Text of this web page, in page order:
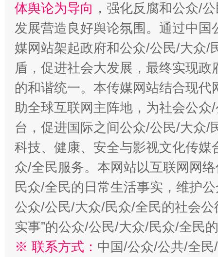
体舆论为导向 ，强化反腐和公众/
发展营造良好舆论氛围。通过中
媒网站架起政府和公众/公民/大众/
盾，促进社会大发展，最终实现
的和谐统一。本传媒网站结合现
助全球互联网主阵地，为社会公
台，促进国际之间公众/公民/大众/
科技、健康、安全与影视文化传
众/全民服务。本网站以互联网网
民众/全民的日常生活事实，维护
公众/公民/大众/民众/全民的社会公
实事”的公众/公民/大众/民众/全民
※ 联系方式： 中国/公众/公共/全